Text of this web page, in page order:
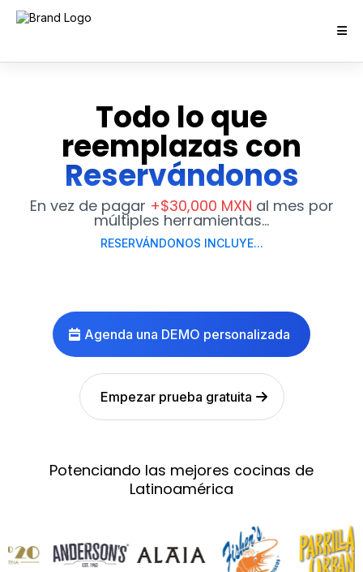
Todo lo que
reemplazas con
Reservándonos
En vez de pagar +$30,000 MXN al mes por
múltiples herramientas...
RESERVÁNDONOS INCLUYE...
Agenda una DEMO personalizada
Empezar prueba gratuita
Potenciando las mejores cocinas de
Latinoamérica